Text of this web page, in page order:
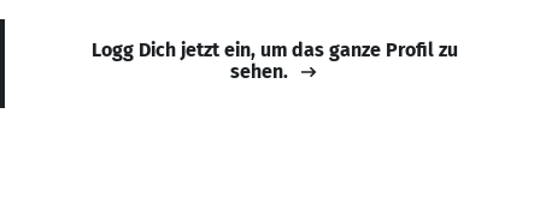
Logg Dich jetzt ein, um das ganze Profil zu
sehen.